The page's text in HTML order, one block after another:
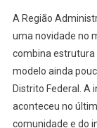
A Região
uma novidade no
combina estrutura
modelo ainda
Distrito Federal. A
aconteceu no
comunidade e do